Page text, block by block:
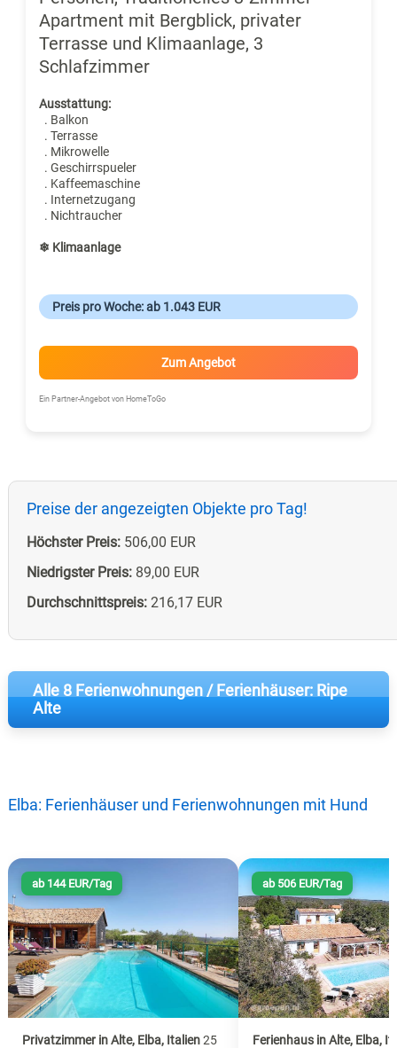
Apartment mit Bergblick, privater
Terrasse und Klimaanlage, 3
Schlafzimmer
Ausstattung:
. Balkon
. Terrasse
. Mikrowelle
. Geschirrspueler
. Kaffeemaschine
. Internetzugang
. Nichtraucher
❄ Klimaanlage
Preis pro Woche: ab 1.043 EUR
Zum Angebot
Ein Partner-Angebot von HomeToGo
Preise der angezeigten Objekte pro Tag!
Höchster Preis:506,00 EUR
Niedrigster Preis:89,00 EUR
Durchschnittspreis:216,17 EUR
Alle 8 Ferienwohnungen / Ferienhäuser: Ripe
Alte
Elba: Ferienhäuser und Ferienwohnungen mit Hund
ab 144 EUR/Tag
Privatzimmer in Alte, Elba, Italien25
ab 506 EUR/Tag
Ferienhaus in Alte, Elba,